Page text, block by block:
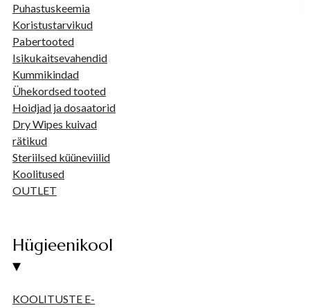
Puhastuskeemia
Koristustarvikud
Pabertooted
Isikukaitsevahendid
Kummikindad
Ühekordsed tooted
Hoidjad ja dosaatorid
Dry Wipes kuivad
rätikud
Steriilsed küüneviilid
Koolitused
OUTLET
Hügieenikool
▾
KOOLITUSTE E-